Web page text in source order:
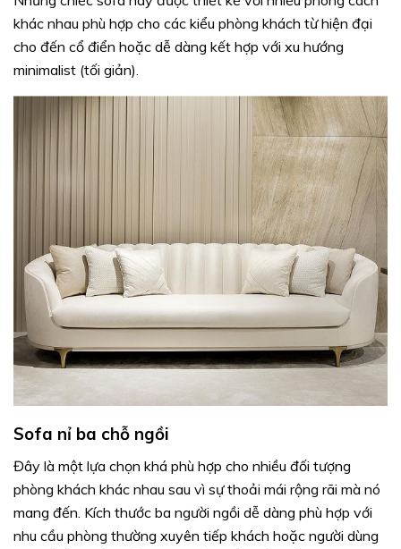
khác nhau phù hợp cho các kiểu phòng khách từ hiện đại
cho đến cổ điển hoặc dễ dàng kết hợp với xu hướng
minimalist (tối giản).
Sofa nỉ ba chỗ ngồi
Đây là một lựa chọn khá phù hợp cho nhiều đối tượng
phòng khách khác nhau sau vì sự thoải mái rộng rãi mà nó
mang đến. Kích thước ba người ngồi dễ dàng phù hợp với
nhu cầu phòng thường xuyên tiếp khách hoặc người dùng